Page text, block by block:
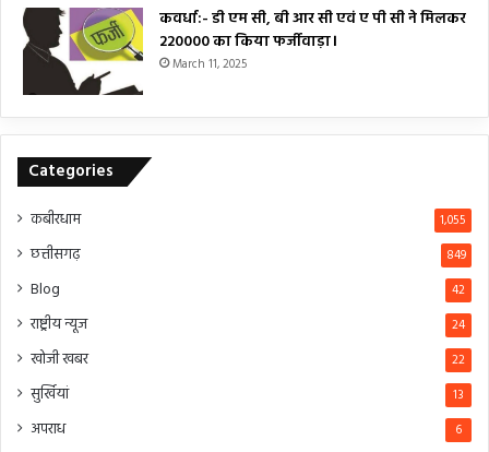
कवर्धा:- डी एम सी, बी आर सी एवं ए पी सी ने मिलकर
₹220000 का किया फर्जीवाड़ा।
March 11, 2025
Categories
कबीरधाम 1,055
छत्तीसगढ़ 849
Blog 42
राष्ट्रीय न्यूज 24
खोजी खबर 22
सुर्खियां 13
अपराध 6